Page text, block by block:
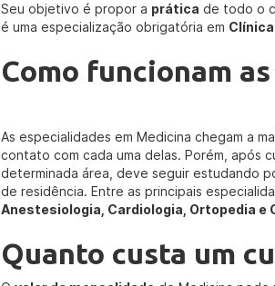
Seu objetivo é propor a prática de todo o
é uma especialização obrigatória em
Como funcionam
As especialidades em Medicina chegam a
contato com cada uma delas. Porém, após
determinada área, deve seguir estudando
de residência. Entre as principais
Anestesiologia, Cardiologia, Ortopedia e
Quanto custa um